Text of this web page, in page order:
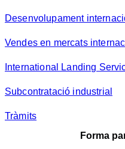
Desenvolupament
Vendes en mercats
International Landing
Subcontratació industrial
Tràmits
Forma